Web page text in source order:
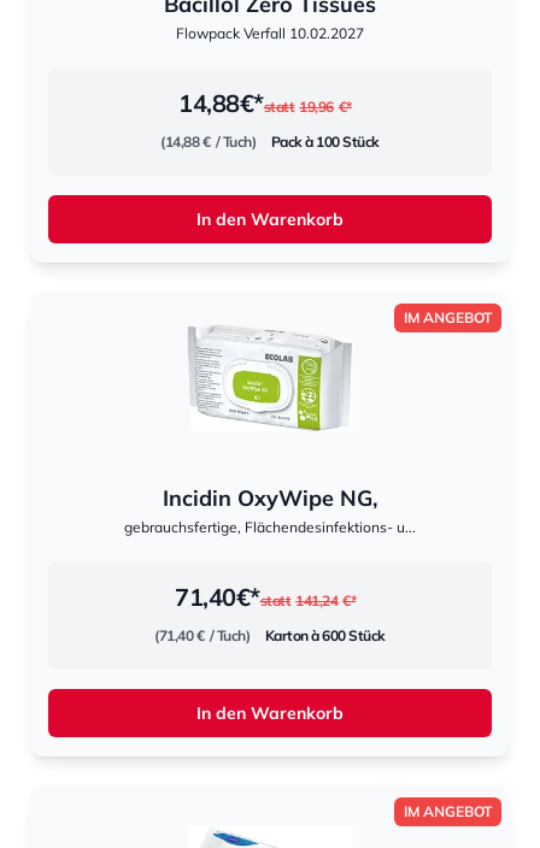
Flowpack Verfall 10.02.2027
statt 19,96 €*
14,88€*
(14,88 € / Tuch) Pack à 100 Stück
In den Warenkorb
IM ANGEBOT
Incidin OxyWipe NG,
gebrauchsfertige, Flächendesinfektions- u...
statt 141,24 €*
71,40€*
(71,40 € / Tuch) Karton à 600 Stück
In den Warenkorb
IM ANGEBOT